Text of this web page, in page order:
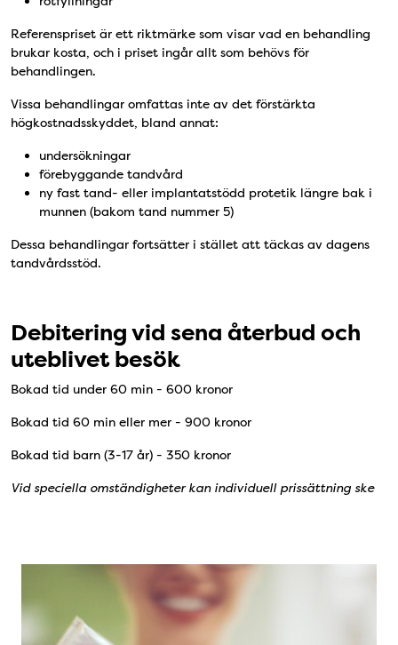
Referenspriset är ett riktmärke som visar vad en behandling
brukar kosta, och i priset ingår allt som behövs för
behandlingen.
Vissa behandlingar omfattas inte av det förstärkta
högkostnadsskyddet, bland annat:
undersökningar
förebyggande tandvård
ny fast tand- eller implantatstödd protetik längre bak i
munnen (bakom tand nummer 5)
Dessa behandlingar fortsätter i stället att täckas av dagens
tandvårdsstöd.
Debitering vid sena återbud och
uteblivet besök
Bokad tid under 60 min - 600 kronor
Bokad tid 60 min eller mer - 900 kronor
Bokad tid barn (3-17 år) - 350 kronor
Vid speciella omständigheter kan individuell prissättning ske
Fakturabetalning